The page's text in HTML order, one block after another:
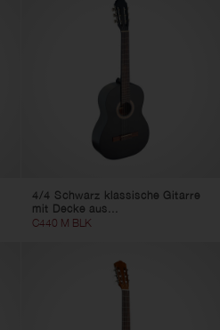
4/4 Schwarz klassische Gitarre
mit Decke aus...
C440 M BLK